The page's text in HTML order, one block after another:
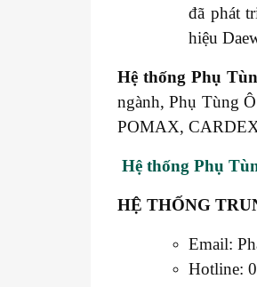
đã phát
hiệu
Hệ thống Phụ
ngành, Phụ Tùng
POMAX,
Hệ thống Phụ
HỆ THỐNG
Email:
Hotline: